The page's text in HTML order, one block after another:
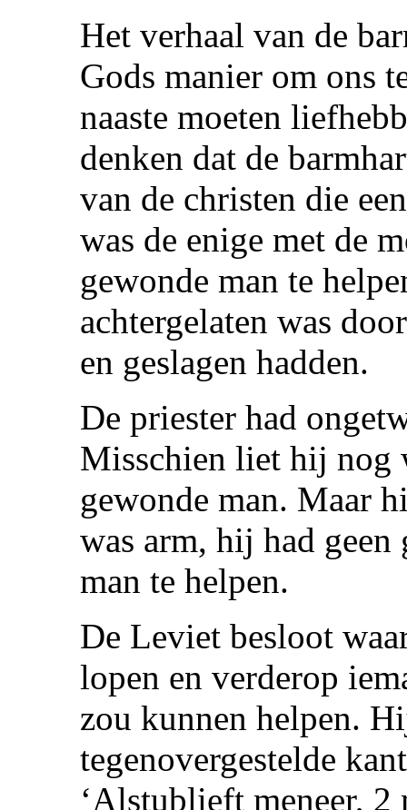
Het verhaal van de
Gods manier om ons
naaste moeten
denken dat de
van de christen die
was de enige met de
gewonde man te
achtergelaten was
en geslagen hadden.
De priester had
Misschien liet hij nog
gewonde man. Maar
was arm, hij had geen
man te helpen.
De Leviet besloot
lopen en verderop
zou kunnen helpen.
tegenovergestelde
‘Alstublieft meneer,